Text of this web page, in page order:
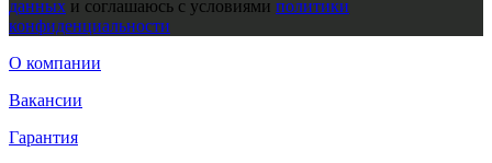
данных и соглашаюсь с условиями политики
конфиденциальности
О компании
Вакансии
Гарантия